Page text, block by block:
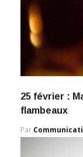
25 février :
flambeaux
Par